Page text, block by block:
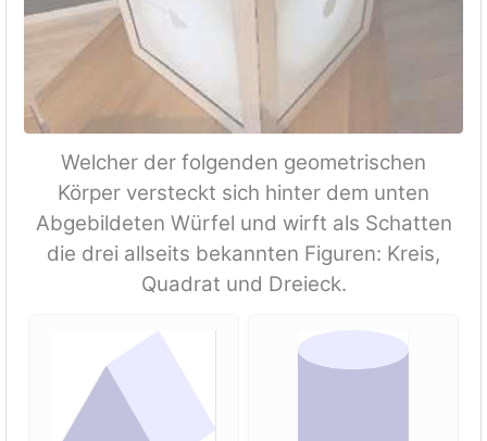
Welcher der folgenden geometrischen
Körper versteckt sich hinter dem unten
Abgebildeten Würfel und wirft als Schatten
die drei allseits bekannten Figuren: Kreis,
Quadrat und Dreieck.